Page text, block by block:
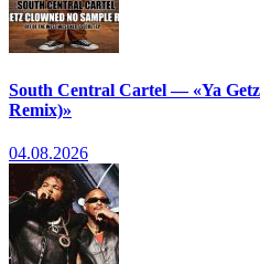
South Central Cartel — «Ya
Remix)»
04.08.2026